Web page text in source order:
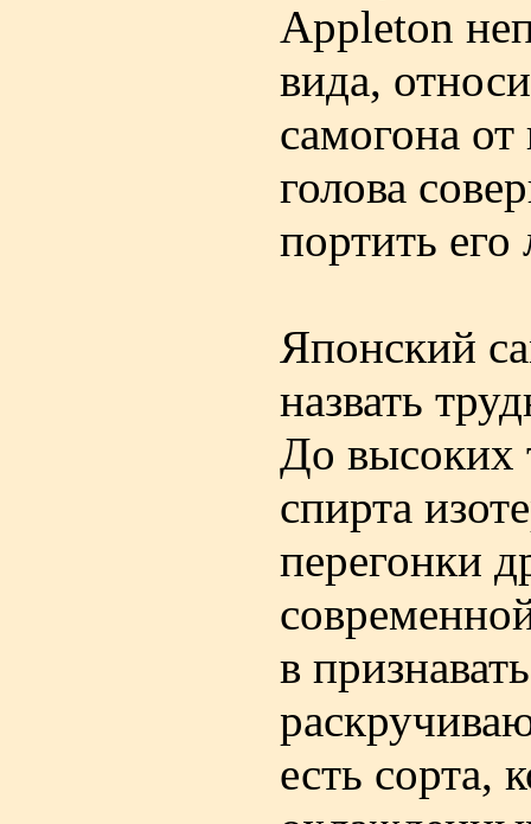
Appleton
вида,
самогона
голова
портить его
Японский
назвать
До высоких
спирта
перегонки
в
есть сорта,